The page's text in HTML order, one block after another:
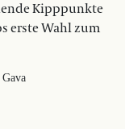
Kipppunkte
erste Wahl zum